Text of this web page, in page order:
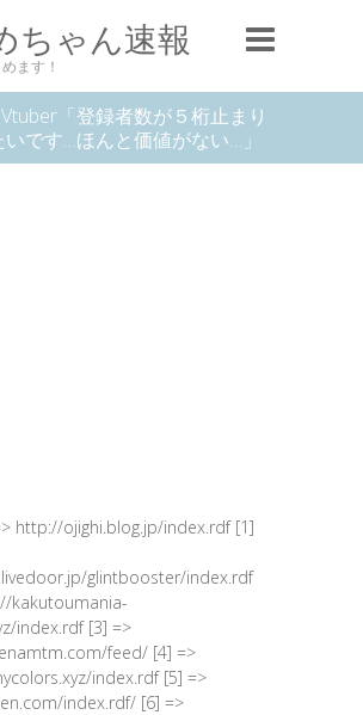
ちゃん速報
ます！
Vtuber「登録者数が５桁止まり
です…ほんと価値がない…」
http://ojighi.blog.jp/index.rdf [1]
glintbooster/index.rdf
kakutoumania-
index.rdf [3] =>
feed/ [4] =>
index.rdf [5] =>
index.rdf/ [6] =>